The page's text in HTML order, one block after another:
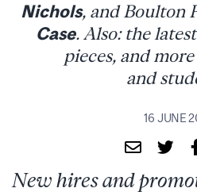
Nichols, and Boulton
Case. Also: the
pieces, and
and
16 JUNE
New hires and